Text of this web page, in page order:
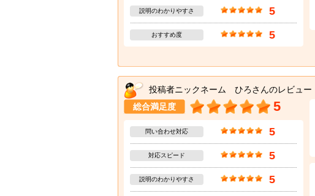
説明のわかりやすさ 5
おすすめ度 5
投稿者ニックネーム ひろさんのレビュー
総合満足度 5
問い合わせ対応 5
対応スピード 5
説明のわかりやすさ 5